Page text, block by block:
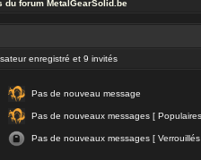
du forum MetalGearSolid.be
enregistré et 9 invités
Pas de nouveau message
Pas de nouveaux messages [
Pas de nouveaux messages [